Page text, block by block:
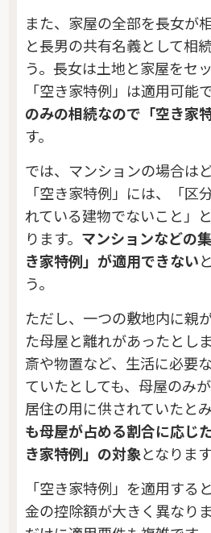
また、家屋の全部を長女が
と長男の共有名義として相
う。長女は土地と家屋をセ
「空き家特例」は適用可能
のみの相続なので「空き家
す。
では、マンションの場合は
「空き家特例」には、「区
れている建物でないこと」
ります。 マンションなどの
き家特例」が適用できない
う。
ただし、一つの敷地内に親
た母屋と離れがあったとし
斎や物置など、生活に必要
ていたとしても、母屋のみ
居住の用に供されていたと
も母屋が占める割合に応じ
き家特例」の対象となります
「空き家特例」を適用する
金の控除額が大きく異なり